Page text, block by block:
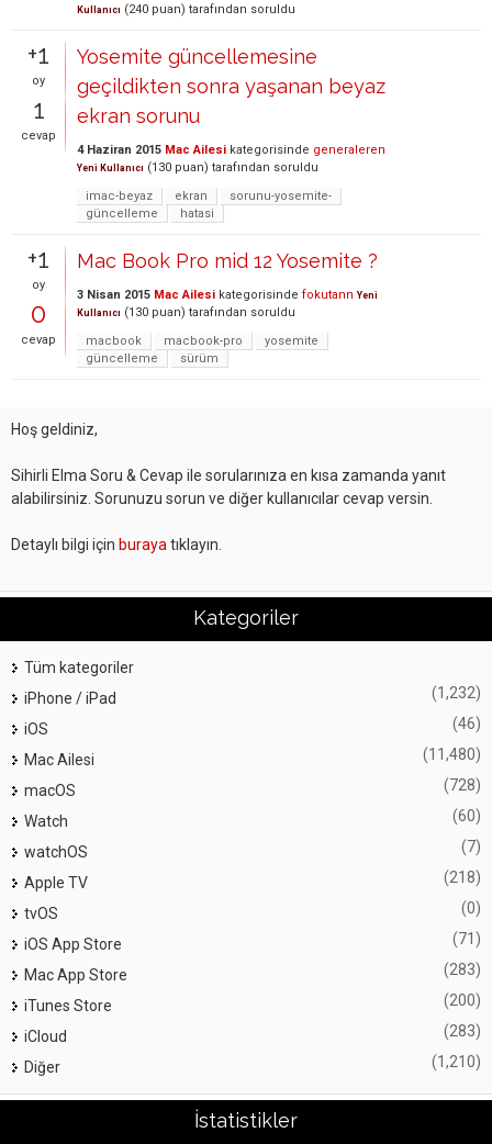
Kullanıcı (240 puan) tarafından soruldu
+1
oy
1
cevap
Yosemite güncellemesine
geçildikten sonra yaşanan beyaz
ekran sorunu
4 Haziran 2015 Mac Ailesi kategorisinde generaleren
Yeni Kullanıcı (130 puan) tarafından soruldu
imac-beyaz
ekran
sorunu-yosemite-
güncelleme
hatasi
+1
oy
0
cevap
Mac Book Pro mid 12 Yosemite ?
3 Nisan 2015 Mac Ailesi kategorisinde fokutann Yeni
Kullanıcı (130 puan) tarafından soruldu
macbook
macbook-pro
yosemite
güncelleme
sürüm
Hoş geldiniz,
Sihirli Elma Soru & Cevap ile sorularınıza en kısa zamanda yanıt
alabilirsiniz. Sorunuzu sorun ve diğer kullanıcılar cevap versin.
Detaylı bilgi için buraya tıklayın.
Kategoriler
Tüm kategoriler
iPhone / iPad
(1,232)
iOS (46)
Mac Ailesi (11,480)
macOS (728)
Watch (60)
watchOS (7)
Apple TV (218)
tvOS (0)
iOS App Store (71)
Mac App Store (283)
iTunes Store (200)
iCloud (283)
Diğer (1,210)
İstatistikler